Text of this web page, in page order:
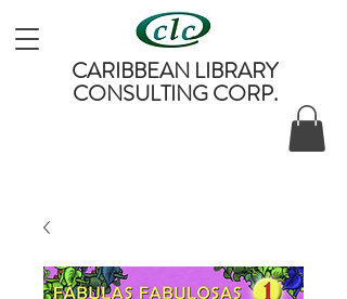
CARIBBEAN LIBRARY
CONSULTING CORP.